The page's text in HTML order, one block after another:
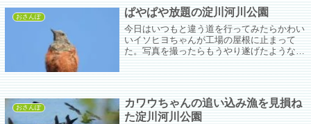
るっぽー。のっしのっしとのし歩いてぴゆち
ゃんを1羽ずつ追い払ってゆく。
おさんぽ ぱやぱや放題の淀川河川公園
今日はいつもと違う道を行ってみたらかわい
いイソヒヨちゃんが工場の屋根に止まって
た。写真を撮ったらもうやり遂げたような感
おさんぽ
カワウちゃんの追い込み漁を見損ね
た淀川河川公園